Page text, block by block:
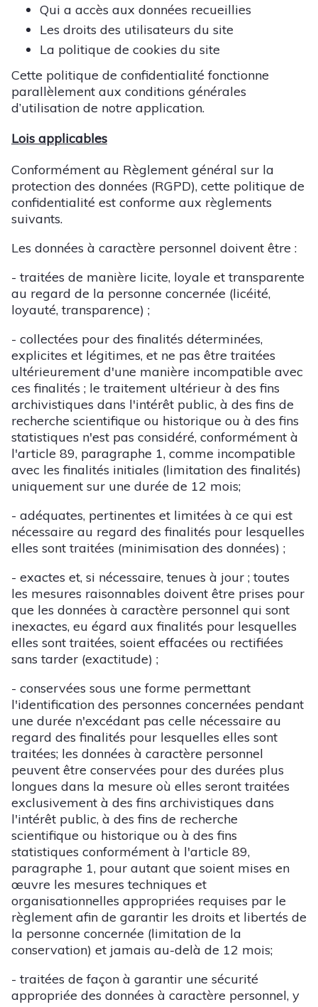
Qui a accès aux données recueillies
Les droits des utilisateurs du site
La politique de cookies du site
Cette politique de confidentialité fonctionne
parallèlement aux conditions générales
d’utilisation de notre application.
Lois applicables
Conformément au Règlement général sur la
protection des données (RGPD), cette politique de
confidentialité est conforme aux règlements
suivants.
Les données à caractère personnel doivent être :
- traitées de manière licite, loyale et transparente
au regard de la personne concernée (licéité,
loyauté, transparence) ;
- collectées pour des finalités déterminées,
explicites et légitimes, et ne pas être traitées
ultérieurement d'une manière incompatible avec
ces finalités ; le traitement ultérieur à des fins
archivistiques dans l'intérêt public, à des fins de
recherche scientifique ou historique ou à des fins
statistiques n'est pas considéré, conformément à
l'article 89, paragraphe 1, comme incompatible
avec les finalités initiales (limitation des finalités)
uniquement sur une durée de 12 mois;
- adéquates, pertinentes et limitées à ce qui est
nécessaire au regard des finalités pour lesquelles
elles sont traitées (minimisation des données) ;
- exactes et, si nécessaire, tenues à jour ; toutes
les mesures raisonnables doivent être prises pour
que les données à caractère personnel qui sont
inexactes, eu égard aux finalités pour lesquelles
elles sont traitées, soient effacées ou rectifiées
sans tarder (exactitude) ;
- conservées sous une forme permettant
l'identification des personnes concernées pendant
une durée n'excédant pas celle nécessaire au
regard des finalités pour lesquelles elles sont
traitées; les données à caractère personnel
peuvent être conservées pour des durées plus
longues dans la mesure où elles seront traitées
exclusivement à des fins archivistiques dans
l'intérêt public, à des fins de recherche
scientifique ou historique ou à des fins
statistiques conformément à l'article 89,
paragraphe 1, pour autant que soient mises en
œuvre les mesures techniques et
organisationnelles appropriées requises par le
règlement afin de garantir les droits et libertés de
la personne concernée (limitation de la
conservation) et jamais au-delà de 12 mois;
- traitées de façon à garantir une sécurité
appropriée des données à caractère personnel, y